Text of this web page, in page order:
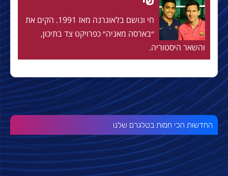
חי ונושם בלאוגרנה מאז 1991. הקים את
״בארסה מאניה״ כפרויקט צד בתיכון,
והשאר היסטוריה.
החדשות הכי חמות בטלגרם שלנו